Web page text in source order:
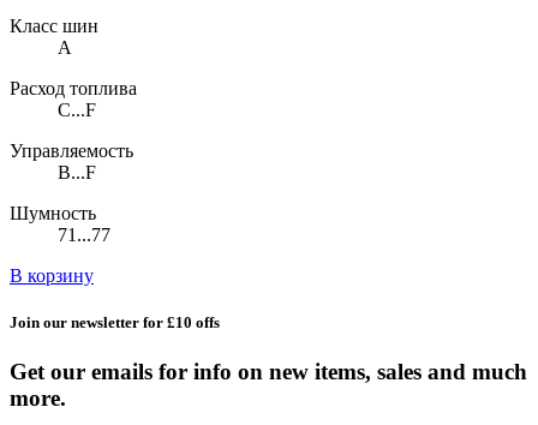
Класс шин
A
Расход топлива
C...F
Управляемость
B...F
Шумность
71...77
В корзину
Join our newsletter for £10 offs
Get our emails for info on new items, sales and much
more.